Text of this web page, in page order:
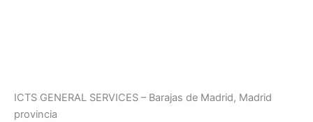
ICTS GENERAL SERVICES – Barajas de Madrid, Madrid
provincia